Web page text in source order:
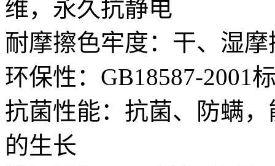
维，永久抗静电
耐摩擦色牢度：干、湿
环保性：GB18587-2001
抗菌性能：抗菌、防螨
的生长